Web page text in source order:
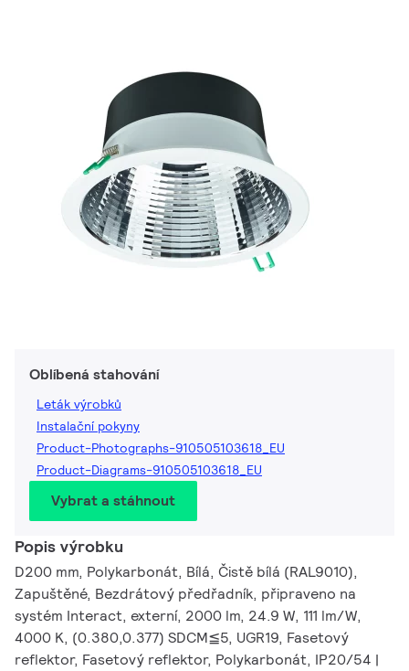
Oblíbená stahování
Leták výrobků
Instalační pokyny
Product-Photographs-910505103618_EU
Product-Diagrams-910505103618_EU
Vybrat a stáhnout
Popis výrobku
D200 mm, Polykarbonát, Bílá, Čistě bílá (RAL9010),
Zapuštěné, Bezdrátový předřadník, připraveno na
systém Interact, externí, 2000 lm, 24.9 W, 111 lm/W,
4000 K, (0.380,0.377) SDCM≦5, UGR19, Fasetový
reflektor, Fasetový reflektor, Polykarbonát, IP20/54 |